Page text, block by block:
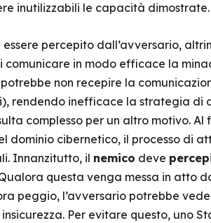
inutilizzabili le capacità dimostrate.
percepito dall’avversario,
comunicare in modo efficace la
non recepire la
rendendo inefficace la strategia di
complesso per un altro motivo.
dominio cibernetico, il processo di
Innanzitutto, il nemico deve
questa venga messa in atto
peggio, l’avversario potrebbe
Per evitare questo, uno